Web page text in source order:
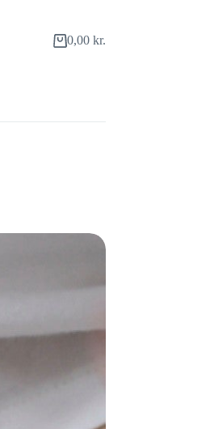
Indkøbskurv
0,00 kr.